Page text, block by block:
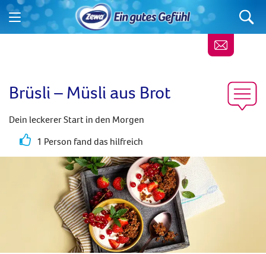
Brüsli – Müsli aus Brot
Dein leckerer Start in den Morgen
1 Person fand das hilfreich